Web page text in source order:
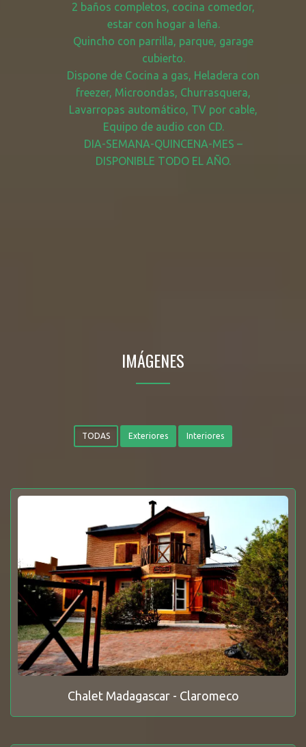
2 baños completos, cocina comedor,
estar con hogar a leña.
Quincho con parrilla, parque, garage
cubierto.
Dispone de Cocina a gas, Heladera con
freezer, Microondas, Churrasquera,
Lavarropas automático, TV por cable,
Equipo de audio con CD.
DIA-SEMANA-QUINCENA-MES –
DISPONIBLE TODO EL AÑO.
IMÁGENES
TODAS Exteriores Interiores
Chalet Madagascar - Claromeco